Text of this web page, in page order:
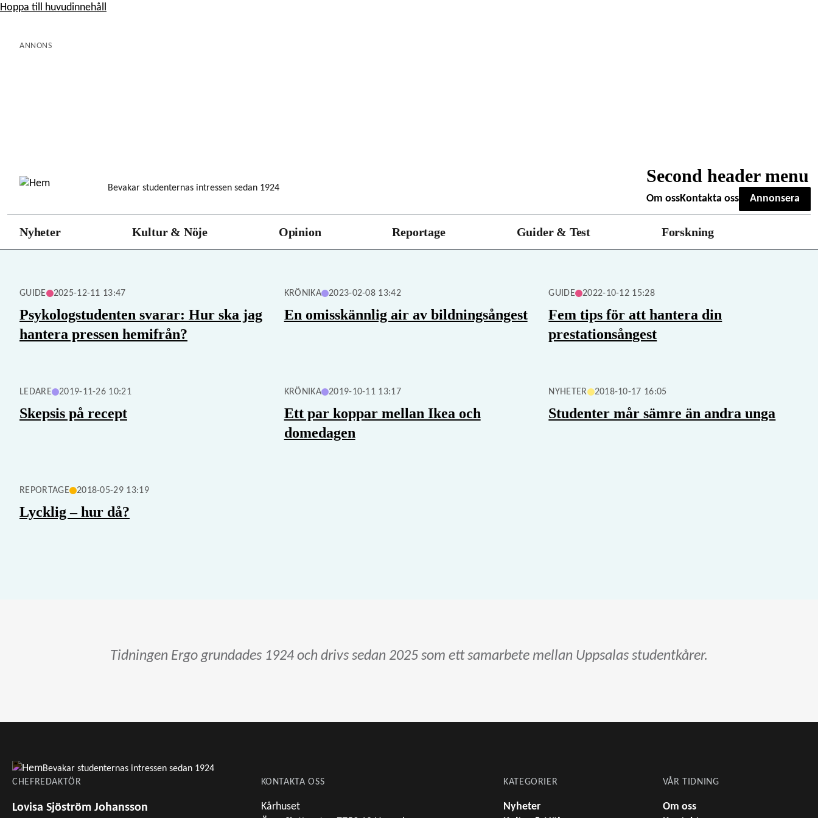
Hoppa till huvudinnehåll
ANNONS
Bevakar studenternas intressen sedan 1924
Second header menu
Om ossKontakta oss Annonsera
Nyheter Kultur & Nöje Opinion Reportage Guider & Test Forskning
GUIDE 2025-12-11 13:47
Psykologstudenten svarar: Hur ska jag
hantera pressen hemifrån?
KRÖNIKA 2023-02-08 13:42
En omisskännlig air av bildningsångest
GUIDE 2022-10-12 15:28
Fem tips för att hantera din
prestationsångest
LEDARE 2019-11-26 10:21
Skepsis på recept
KRÖNIKA 2019-10-11 13:17
Ett par koppar mellan Ikea och
domedagen
NYHETER 2018-10-17 16:05
Studenter mår sämre än andra unga
REPORTAGE 2018-05-29 13:19
Lycklig – hur då?
Tidningen Ergo grundades 1924 och drivs sedan 2025 som ett samarbete mellan Uppsalas studentkårer.
Bevakar studenternas intressen sedan 1924
CHEFREDAKTÖR
Lovisa Sjöström Johansson
KONTAKTA OSS
Kårhuset
KATEGORIER
Nyheter
VÅR TIDNING
Om oss